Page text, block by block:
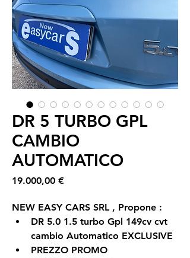
DR 5 TURBO GPL
CAMBIO
AUTOMATICO
19.000,00 €Prezzo
NEW EASY CARS SRL , Propone :
DR 5.0 1.5 turbo Gpl 149cv cvt
cambio Automatico EXCLUSIVE
PREZZO PROMO